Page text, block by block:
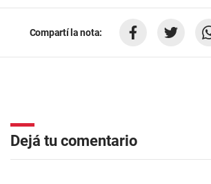
Compartí la nota:
Dejá tu comentario